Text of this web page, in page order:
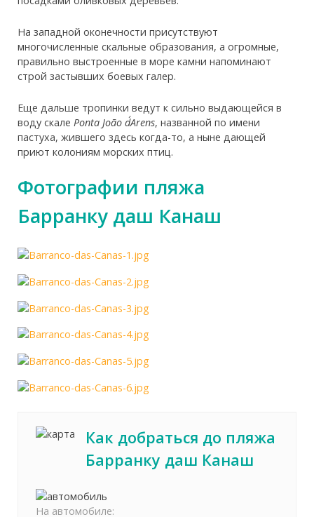
На западной оконечности присутствуют
многочисленные скальные образования, а огромные,
правильно выстроенные в море камни напоминают
строй застывших боевых галер.
Еще дальше тропинки ведут к сильно выдающейся в
воду скале Ponta João d´Arens, названной по имени
пастуха, жившего здесь когда-то, а ныне дающей
приют колониям морских птиц.
Фотографии пляжа
Барранку даш Канаш
Как добраться до пляжа
Барранку даш Канаш
На автомобиле: